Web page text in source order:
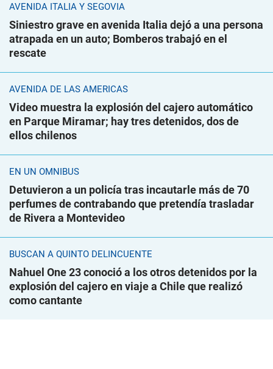
AVENIDA ITALIA Y SEGOVIA
Siniestro grave en avenida Italia dejó a una persona
atrapada en un auto; Bomberos trabajó en el
rescate
AVENIDA DE LAS AMÉRICAS
Video muestra la explosión del cajero automático
en Parque Miramar; hay tres detenidos, dos de
ellos chilenos
EN UN ÓMNIBUS
Detuvieron a un policía tras incautarle más de 70
perfumes de contrabando que pretendía trasladar
de Rivera a Montevideo
BUSCAN A QUINTO DELINCUENTE
Nahuel One 23 conoció a los otros detenidos por la
explosión del cajero en viaje a Chile que realizó
como cantante